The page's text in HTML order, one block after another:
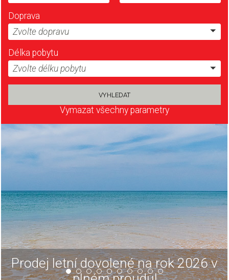
Doprava
Zvolte dopravu
Délka pobytu
Zvolte délku pobytu
Vymazat všechny parametry
Prodej letní dovolené na rok 2026 v